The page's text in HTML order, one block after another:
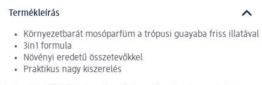
Termékleírás
Környezetbarát mosóparfüm a trópusi guayaba friss illatával
3in1 formula
Növényi eredetű összetevőkkel
Praktikus nagy kiszerelés